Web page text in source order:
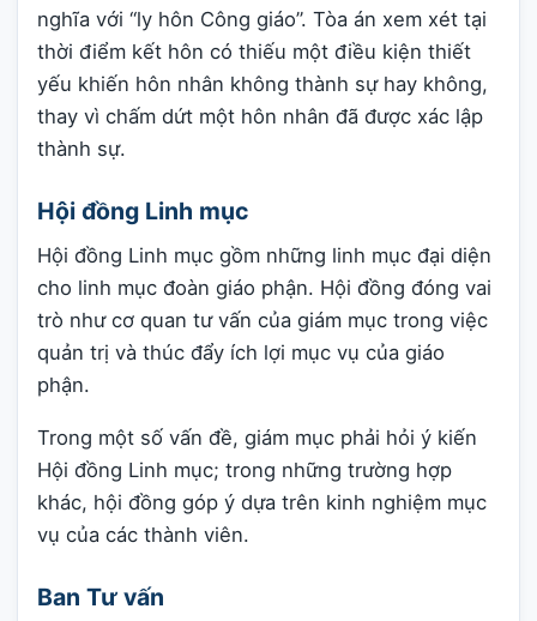
nghĩa với “ly hôn Công giáo”. Tòa án xem xét tại
thời điểm kết hôn có thiếu một điều kiện thiết
yếu khiến hôn nhân không thành sự hay không,
thay vì chấm dứt một hôn nhân đã được xác lập
thành sự.
Hội đồng Linh mục
Hội đồng Linh mục gồm những linh mục đại diện
cho linh mục đoàn giáo phận. Hội đồng đóng vai
trò như cơ quan tư vấn của giám mục trong việc
quản trị và thúc đẩy ích lợi mục vụ của giáo
phận.
Trong một số vấn đề, giám mục phải hỏi ý kiến
Hội đồng Linh mục; trong những trường hợp
khác, hội đồng góp ý dựa trên kinh nghiệm mục
vụ của các thành viên.
Ban Tư vấn